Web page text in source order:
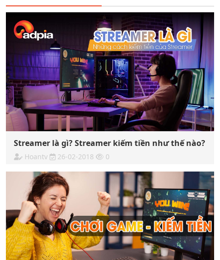
Streamer là gì? Streamer kiếm tiền như thế nào?
Hoantv 26-02-2018 0